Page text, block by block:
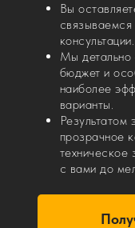
Вы
консультации.
Мы детально
бюджет и
наиболее
варианты.
Результатом
прозрачное
с вами до
Полный
от идеи до
и